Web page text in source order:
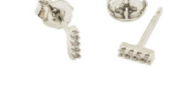
de
deseos